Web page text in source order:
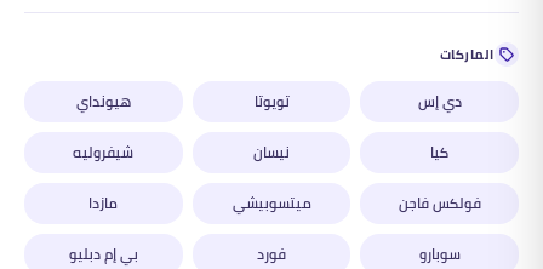
الماركات
دي إس تويوتا
هيونداي
كيا
نيسان
شيفروليه
فولكس فاجن
ميتسوبيشي
مازدا
سوبارو
فورد
بي إم دبليو